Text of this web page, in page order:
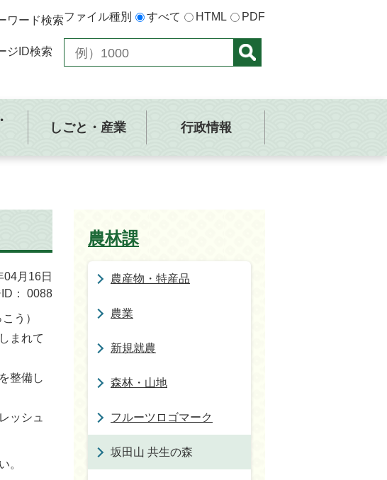
ワード検索ファイル種別 すべて HTML PDF
ジID検索
しごと・産業 行政情報
月16日
：
0088
う）
まれて
整備し
ッシュ
。
農林課
農産物・特産品
農業
新規就農
森林・山地
フルーツロゴマーク
坂田山 共生の森